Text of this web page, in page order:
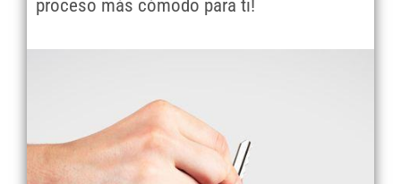
proceso más cómodo para ti!